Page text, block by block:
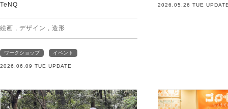
TeNQ
絵画 デザイン 造形
ワークショップ イベント
2026.06.09 TUE UPDATE
2026.05.26 TUE